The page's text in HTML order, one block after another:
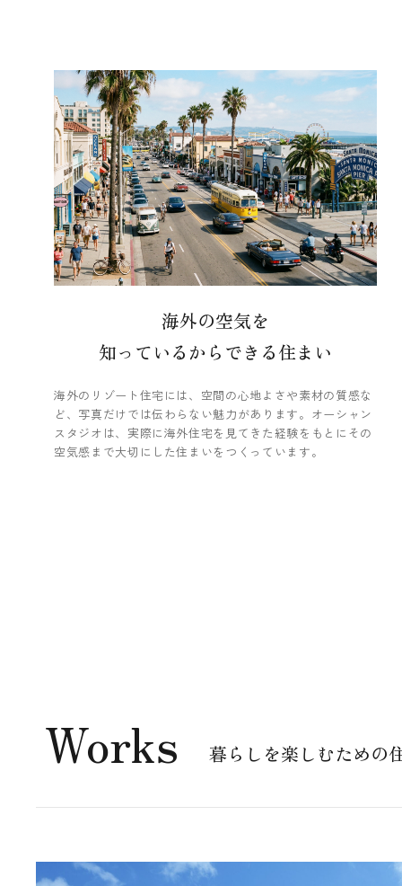
海外の空気を
知っているからできる住まい
海外のリゾート住宅には、空間の心地よさや素材の質感な
ど、写真だけでは伝わらない魅力があります。オーシャン
スタジオは、実際に海外住宅を見てきた経験をもとにその
空気感まで大切にした住まいをつくっています。
Works 暮らしを楽しむための